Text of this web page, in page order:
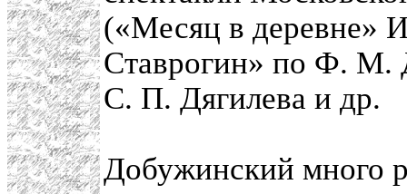
(«Месяц в деревне»
Ставрогин» по Ф. М.
С. П. Дягилева и др.
Добужинский много